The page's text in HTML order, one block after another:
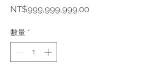
NT$999,999,999.00價
數量 *